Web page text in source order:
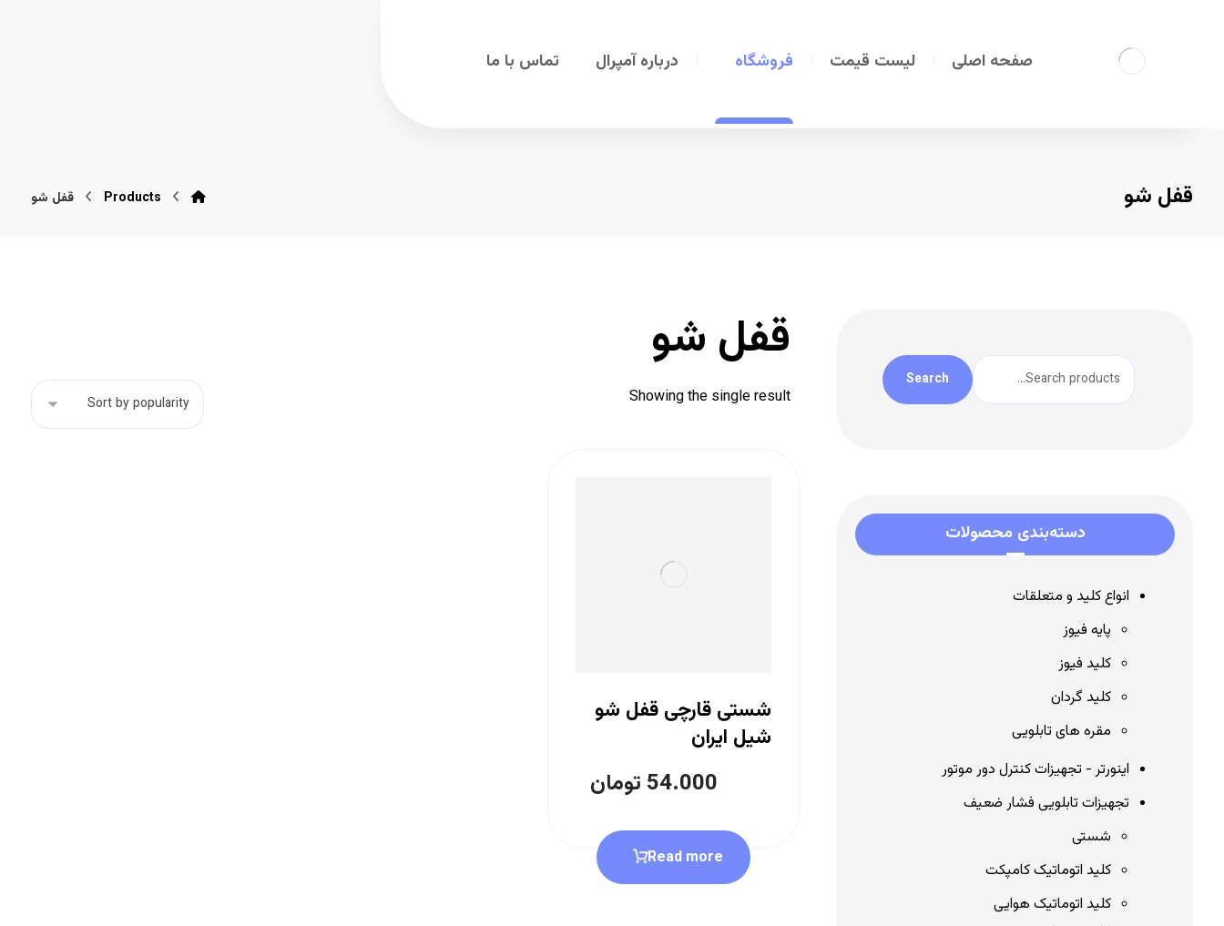
صفحه اصلی لیست قیمت فروشگاه درباره آمپرال تماس با ما
قفل شو Products قفل شو
قفل شو
Showing the single result
شستی قارچی قفل شو
شیل ایران
54.000 تومان
Read more
Search
دسته‌بندی محصولات
انواع کلید و متعلقات
پایه فیوز
کلید فیوز
کلید گردان
مقره های تابلویی
اینورتر - تجهیزات کنترل دور موتور
تجهیزات تابلویی فشار ضعیف
شستی
کلید اتوماتیک کامپکت
کلید اتوماتیک هوایی